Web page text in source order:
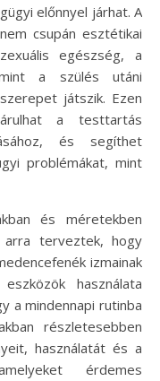
előnnyel járhat. A
csupán esztétikai
egészség, a
a szülés utáni
játszik. Ezen
a testtartás
és segíthet
problémákat, mint
és méretekben
terveztek, hogy
izmainak
használata
a mindennapi rutinba
részletesebben
használatát és a
érdemes